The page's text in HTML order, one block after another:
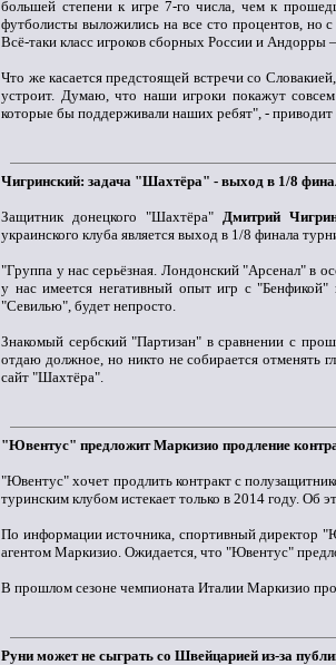
большей степени к игре 7-го числа, чем к
футболисты выложились на все сто процентов,
Всё-таки класс игроков сборных России и
Что же касается предстоящей встречи со
устроит. Думаю, что наши игроки покажут
которые бы поддерживали наших ребят", - приводит
Чигринский: задача "Шахтёра" - выход в 1/8
Защитник донецкого "Шахтёра" Дмитрий
украинского клуба является выход в 1/8 финала
"Группа у нас серьёзная. Лондонский "Арсенал" в
у нас имеется негативный опыт игр с
"Севилью", будет непросто.
Знакомый сербский "Партизан" в сравнении с
отдаю должное, но никто не собирается отменять
сайт "Шахтёра".
"Ювентус" предложит Маркизио продление
"Ювентус" хочет продлить контракт с
туринским клубом истекает только в 2014 году. Об
По информации источника, спортивный директор
агентом Маркизио. Ожидается, что "Ювентус"
В прошлом сезоне чемпионата Италии Маркизио
Руни может не сыграть со Швейцарией из-за